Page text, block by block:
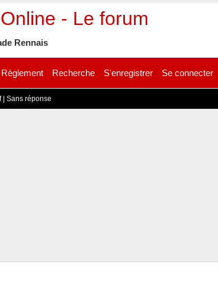
- Le forum
Rennais
Règlement Recherche S'enregistrer Se connecter
| Sans réponse